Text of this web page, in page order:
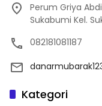
Perum Griya Abdi
Sukabumi Kel.
082181081187
Kategori